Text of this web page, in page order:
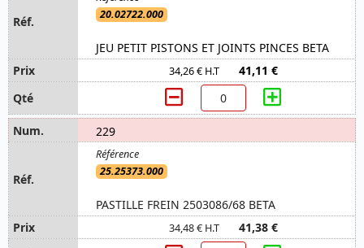
20.02722.000
JEU PETIT PISTONS ET JOINTS PINCES BETA
34,26 € H.T 41,11 €
229
25.25373.000
PASTILLE FREIN 2503086/68 BETA
34,48 € H.T 41,38 €